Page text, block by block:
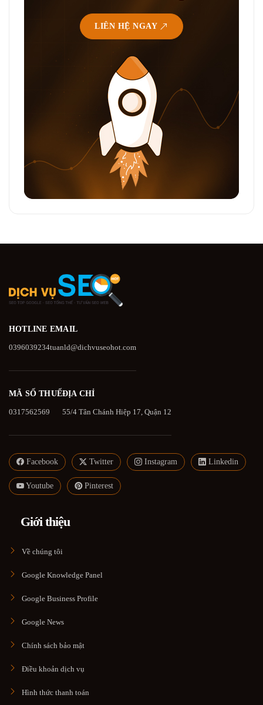
LIÊN HỆ NGAY
HOTLINE
0396039234
EMAIL
tuanld@dichvuseohot.com
MÃ SỐ THUẾ
0317562569
ĐỊA CHỈ
55/4 Tân Chánh Hiệp 17, Quận 12
Facebook Twitter Instagram Linkedin
Youtube Pinterest
Giới thiệu
Về chúng tôi
Google Knowledge Panel
Google Business Profile
Google News
Chính sách bảo mật
Điều khoản dịch vụ
Hình thức thanh toán